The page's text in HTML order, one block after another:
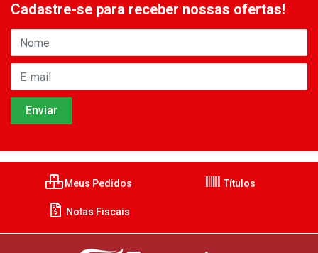
Cadastre-se para receber nossas ofertas!
Meus Pedidos Títulos
Notas Fiscais